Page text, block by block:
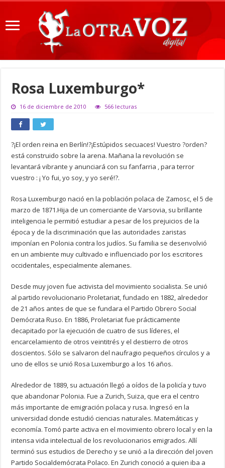
Rosa Luxemburgo*
16 de diciembre de 2010 566 lecturas
?¡El orden reina en Berlín!?¡Estúpidos secuaces! Vuestro ?orden?
está construido sobre la arena. Mañana la revolución se
levantará vibrante y anunciará con su fanfarria , para terror
vuestro : ¡ Yo fui, yo soy, y yo seré!?.
Rosa Luxemburgo nació en la población polaca de Zamosc, el 5 de
marzo de 1871.Hija de un comerciante de Varsovia, su brillante
inteligencia le permitió estudiar a pesar de los prejuicios de la
época y de la discriminación que las autoridades zaristas
imponían en Polonia contra los judíos. Su familia se desenvolvió
en un ambiente muy cultivado e influenciado por los escritores
occidentales, especialmente alemanes.
Desde muy joven fue activista del movimiento socialista. Se unió
al partido revolucionario Proletariat, fundado en 1882, alrededor
de 21 años antes de que se fundara el Partido Obrero Social
Demócrata Ruso. En 1886, Proletariat fue prácticamente
decapitado por la ejecución de cuatro de sus líderes, el
encarcelamiento de otros veintitrés y el destierro de otros
doscientos. Sólo se salvaron del naufragio pequeños círculos y a
uno de ellos se unió Rosa Luxemburgo a los 16 años.
Alrededor de 1889, su actuación llegó a oídos de la policía y tuvo
que abandonar Polonia. Fue a Zurich, Suiza, que era el centro
más importante de emigración polaca y rusa. Ingresó en la
universidad donde estudió ciencias naturales. Matemáticas y
economía. Tomó parte activa en el movimiento obrero local y en la
intensa vida intelectual de los revolucionarios emigrados. Allí
terminó sus estudios de Derecho y se unió a la dirección del joven
Partido Socialdemócrata Polaco. En Zurich conoció a quien iba a